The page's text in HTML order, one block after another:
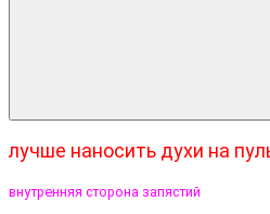
лучше наносить духи на
внутренняя сторона запястий